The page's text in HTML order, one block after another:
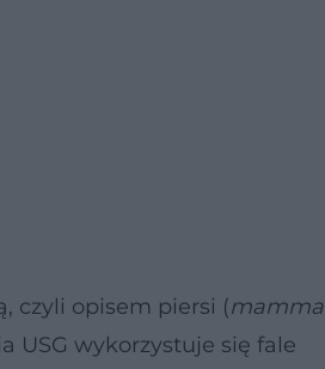
czyli opisem piersi (mamma
USG wykorzystuje się fale